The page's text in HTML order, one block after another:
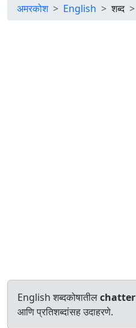
अमरकोश English शब्द
English शब्दकोषातीलchatter
आणि प्रतिशब्दांसह उदाहरणे.